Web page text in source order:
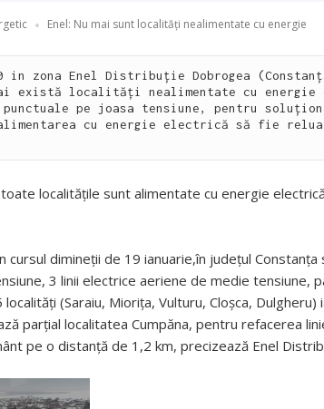
Enel: Nu mai sunt localități nealimentate cu energie
in zona Enel Distribuție Dobrogea
există localități nealimentate cu
punctuale pe joasa tensiune, pentru
cu energie electrică să fie
localitățile sunt alimentate cu energie
dimineții de 19 ianuarie,în judeţul
3 linii electrice aeriene de medie tensiune,
(Saraiu, Miorița, Vulturu, Cloșca, Dulgheru)
parțial localitatea Cumpăna, pentru refacerea
pe o distanță de 1,2 km, precizează Enel